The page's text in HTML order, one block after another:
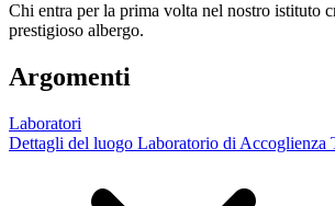
Chi entra per la prima volta nel nostro istituto
prestigioso albergo.
Argomenti
Laboratori
Dettagli del luogo Laboratorio di Accoglienza